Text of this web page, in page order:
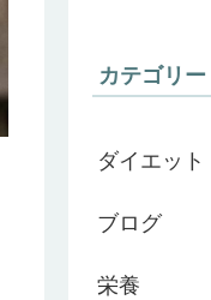
カテゴリー
ダイエット
ブログ
栄養